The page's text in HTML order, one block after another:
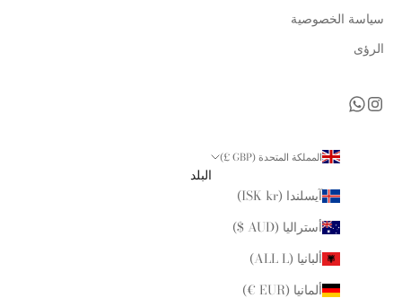
سياسة الخصوصية
الرؤى
المملكة المتحدة (GBP £)
البلد
آيسلندا (ISK kr)
أستراليا (AUD $)
ألبانيا (ALL L)
ألمانيا (EUR €)